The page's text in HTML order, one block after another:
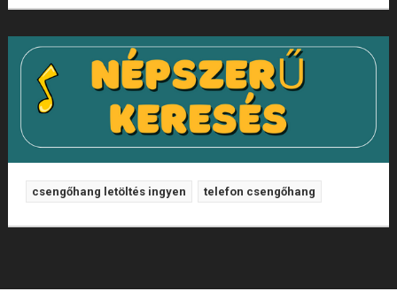
csengőhang letöltés ingyen telefon csengőhang